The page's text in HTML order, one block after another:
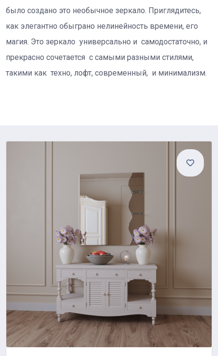
было создано это необычное зеркало. Приглядитесь,
как элегантно обыграно нелинейность времени, его
магия. Это зеркало универсально и самодостаточно, и
прекрасно сочетается с самыми разными стилями,
такими как техно, лофт, современный, и минимализм.